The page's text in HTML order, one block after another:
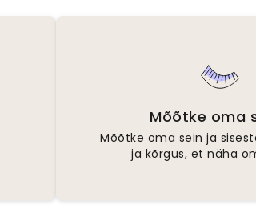
Mõõtke oma
Mõõtke oma sein ja
ja kõrgus, et näha